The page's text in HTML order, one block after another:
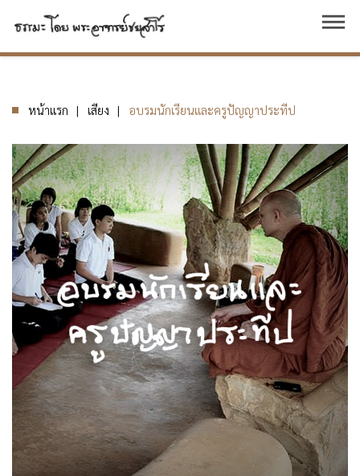
dehaze
หน้าแรก เสียง อบรมนักเรียนและครูปัญญาประทีป